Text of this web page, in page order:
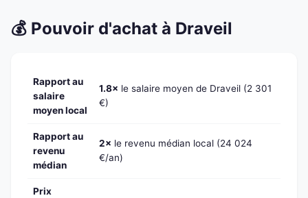
💰 Pouvoir d'achat à Draveil
Rapport au
salaire
moyen local
1.8× le salaire moyen de Draveil (2 301
€)
Rapport au
revenu
médian
2× le revenu médian local (24 024
€/an)
Prix